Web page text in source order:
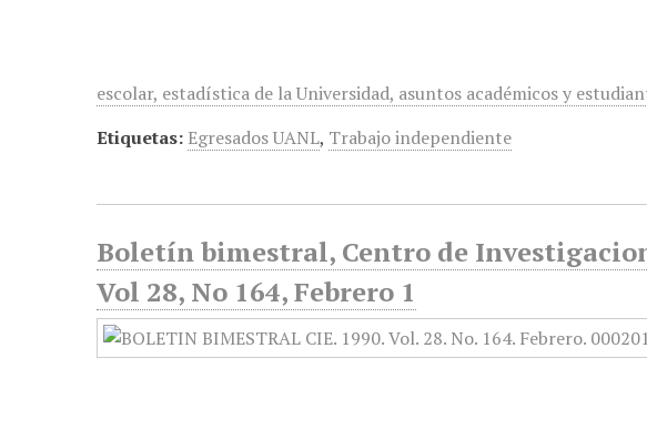
escolar, estadística de la Universidad, asuntos académicos y
Etiquetas: Egresados UANL, Trabajo independiente
Boletín bimestral, Centro de
Vol 28, No 164, Febrero 1